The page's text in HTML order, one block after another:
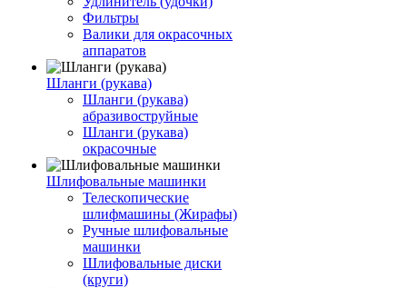
Фильтры
Валики для окрасочных
аппаратов
Шланги (рукава)
Шланги (рукава)
абразивоструйные
Шланги (рукава)
окрасочные
Шлифовальные машинки
Телескопические
шлифмашины (Жирафы)
Ручные шлифовальные
машинки
Шлифовальные диски
(круги)